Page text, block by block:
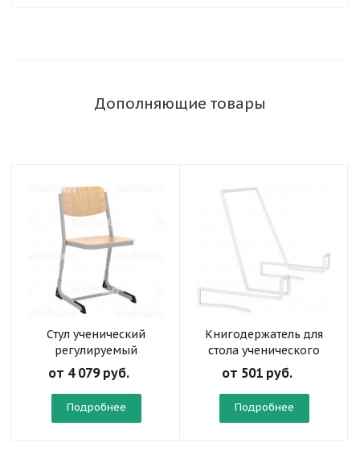
Дополняющие товары
Стул ученический
регулируемый
«Осанка» на
плоскоовальной трубе
от 4 079 руб.
Подробнее
Книгодержатель для
стола ученического
от 501 руб.
Подробнее